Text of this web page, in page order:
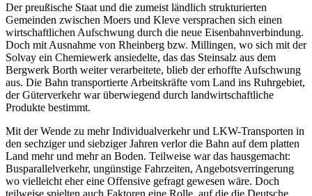
Der preußische Staat und die zumeist ländlich strukturierten
Gemeinden zwischen Moers und Kleve versprachen sich einen
wirtschaftlichen Aufschwung durch die neue Eisenbahnverbindung.
Doch mit Ausnahme von Rheinberg bzw. Millingen, wo sich mit der
Solvay ein Chemiewerk ansiedelte, das das Steinsalz aus dem
Bergwerk Borth weiter verarbeitete, blieb der erhoffte Aufschwung
aus. Die Bahn transportierte Arbeitskräfte vom Land ins Ruhrgebiet,
der Güterverkehr war überwiegend durch landwirtschaftliche
Produkte bestimmt.
Mit der Wende zu mehr Individualverkehr und LKW-Transporten in
den sechziger und siebziger Jahren verlor die Bahn auf dem platten
Land mehr und mehr an Boden. Teilweise war das hausgemacht:
Busparallelverkehr, ungünstige Fahrzeiten, Angebotsverringerung
wo vielleicht eher eine Offensive gefragt gewesen wäre. Doch
teilweise spielten auch Faktoren eine Rolle, auf die die Deutsche